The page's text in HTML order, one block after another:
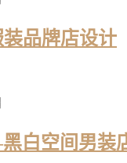
品牌店设计
黑白空间男装